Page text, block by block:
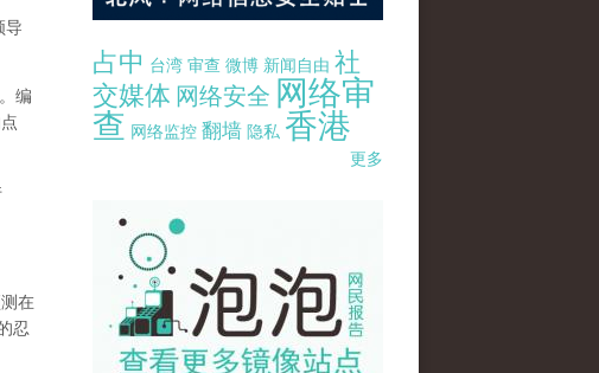
导
编
在
忍
占中 台湾 审查 微博 新闻自由 社
交媒体 网络安全 网络审
查 网络监控 翻墙 隐私 香港
更多
pao-pao-banner-mirror-site-120814.jpg